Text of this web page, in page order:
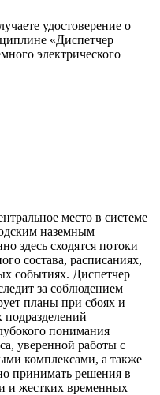
удостоверение о
«Диспетчер
электрического
место в системе
наземным
здесь сходятся потоки
состава, расписаниях,
событиях. Диспетчер
за соблюдением
планы при сбоях и
подразделений
понимания
уверенной работы с
комплексами, а также
принимать решения в
и жестких временных